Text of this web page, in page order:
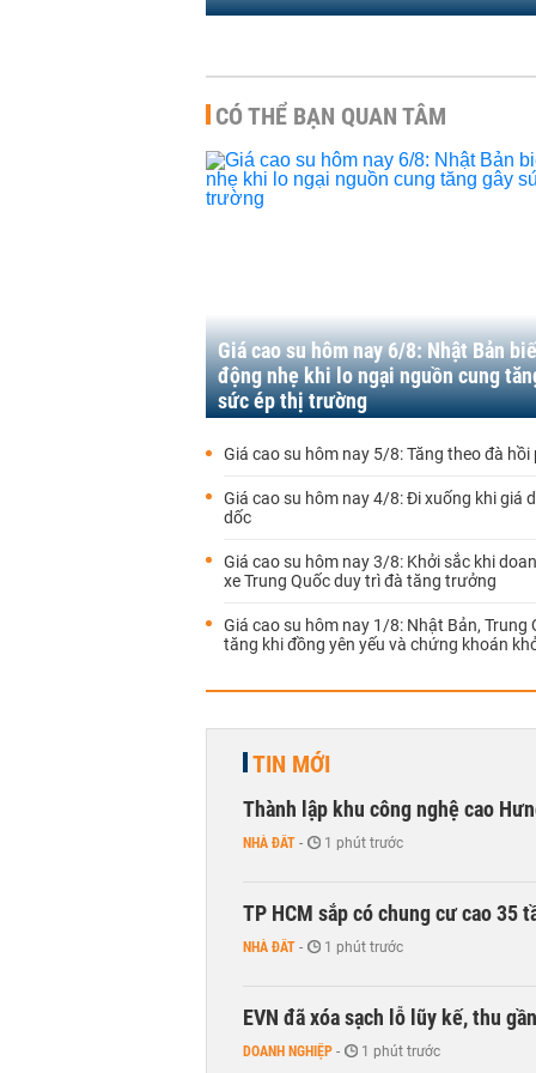
CÓ THỂ BẠN QUAN TÂM
Giá cao su hôm nay 6/8: Nhật Bản
động nhẹ khi lo ngại nguồn cung
sức ép thị trường
Giá cao su hôm nay 5/8: Tăng theo đà hồi
Giá cao su hôm nay 4/8: Đi xuống khi giá
dốc
Giá cao su hôm nay 3/8: Khởi sắc khi
xe Trung Quốc duy trì đà tăng trưởng
Giá cao su hôm nay 1/8: Nhật Bản, Trung
tăng khi đồng yên yếu và chứng khoán
TIN MỚI
Thành lập khu công nghệ cao
NHÀ ĐẤT - 1 phút trước
TP HCM sắp có chung cư cao 35
NHÀ ĐẤT - 1 phút trước
EVN đã xóa sạch lỗ lũy kế, thu
DOANH NGHIỆP - 1 phút trước